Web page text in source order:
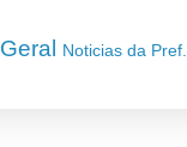
Geral Noticias da